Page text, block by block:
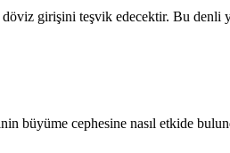
girişini teşvik edecektir. Bu denli
büyüme cephesine nasıl etkide